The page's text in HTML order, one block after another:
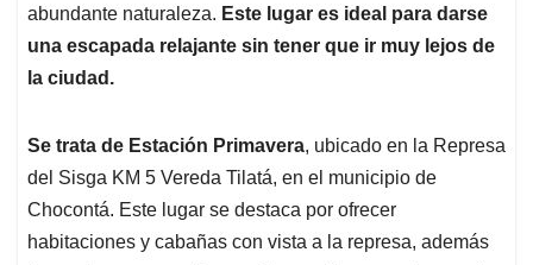
abundante naturaleza. Este lugar es ideal para darse
una escapada relajante sin tener que ir muy lejos de
la ciudad.
Se trata de Estación Primavera, ubicado en la Represa
del Sisga KM 5 Vereda Tilatá, en el municipio de
Chocontá. Este lugar se destaca por ofrecer
habitaciones y cabañas con vista a la represa, además